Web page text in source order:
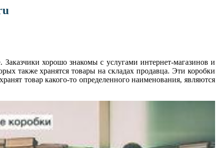
хорошо знакомы с услугами интернет-магазинов и
также хранятся товары на складах продавца. Эти коробки
товар какого-то определенного наименования, являются